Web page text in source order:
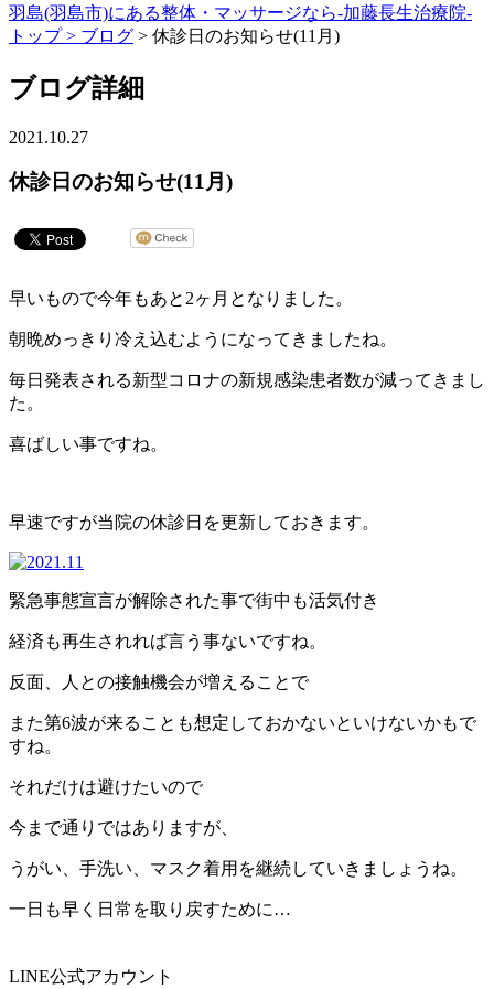
羽島(羽島市)にある整体・マッサージなら-加藤長生治療院-
トップ > ブログ > 休診日のお知らせ(11月)
ブログ詳細
2021.10.27
休診日のお知らせ(11月)
早いもので今年もあと2ヶ月となりました。
朝晩めっきり冷え込むようになってきましたね。
毎日発表される新型コロナの新規感染患者数が減ってきまし
た。
喜ばしい事ですね。
早速ですが当院の休診日を更新しておきます。
緊急事態宣言が解除された事で街中も活気付き
経済も再生されれば言う事ないですね。
反面、人との接触機会が増えることで
また第6波が来ることも想定しておかないといけないかもで
すね。
それだけは避けたいので
今まで通りではありますが、
うがい、手洗い、マスク着用を継続していきましょうね。
一日も早く日常を取り戻すために…
LINE公式アカウント